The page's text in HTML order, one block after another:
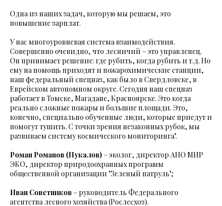
Одна из наших задач, которую мы решаем, это
повышение зарплат.
У нас многоуровневая система взаимодействия.
Совершенно очевидно, что лесничий – это управленец.
Он принимает решение: где рубить, когда рубить и т.д. Но
ему на помощь приходят и пожарохимические станции,
наш федеральный спецназ, как было в Свердловске, в
Еврейском автономном округе. Сегодня наш спецназ
работает в Томске, Магадане, Красноярске. Это когда
реально сложные пожары и большие площади. Это,
конечно, специально обученные люди, которые приедут и
помогут тушить. С точки зрения незаконных рубок, мы
развиваем систему космического мониторинга".
Роман Романов (Пукалов) – эколог, директор АНО МИР
ЭКО, директор природоохранных программ
общественной организации "Зеленый патруль";
Иван Советников – руководитель Федерального
агентства лесного хозяйства (Рослесхоз).